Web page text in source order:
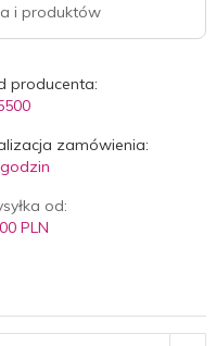
i produktów
producenta:
zamówienia:
od:
PLN